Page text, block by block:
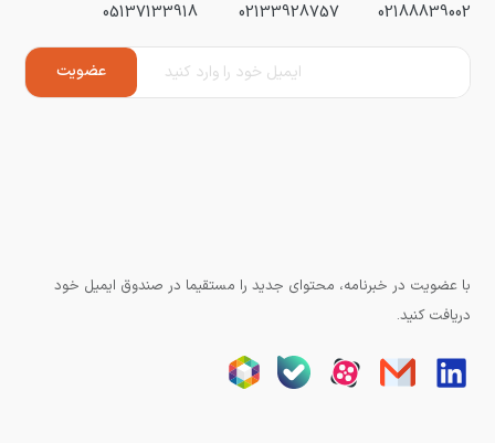
02188839002
02133928757
05137133918
با عضویت در خبرنامه، محتوای جدید را مستقیما در صندوق ایمیل خود
دریافت کنید.